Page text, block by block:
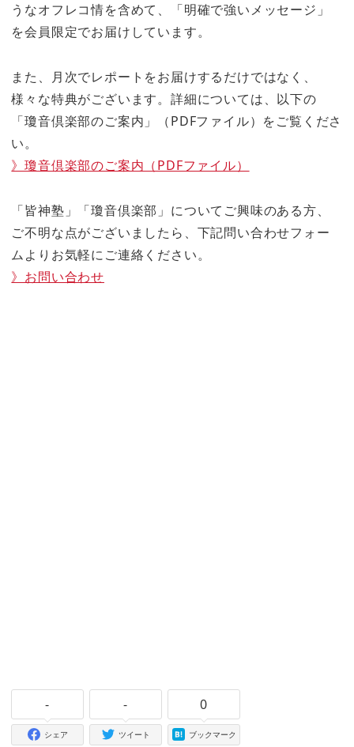
うなオフレコ情を含めて、「明確で強いメッセージ」
を会員限定でお届けしています。
また、月次でレポートをお届けするだけではなく、
様々な特典がございます。詳細については、以下の
「瓊音倶楽部のご案内」（PDFファイル）をご覧くださ
い。
》瓊音倶楽部のご案内（PDFファイル）
「皆神塾」「瓊音倶楽部」についてご興味のある方、
ご不明な点がございましたら、下記問い合わせフォー
ムよりお気軽にご連絡ください。
》お問い合わせ
-
シェア
-
ツイート
0
ブックマーク